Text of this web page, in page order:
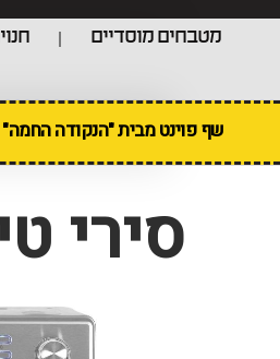
מטבחים מוסדיים
שף פוינט מבית "הנקודה החמה"
סירי